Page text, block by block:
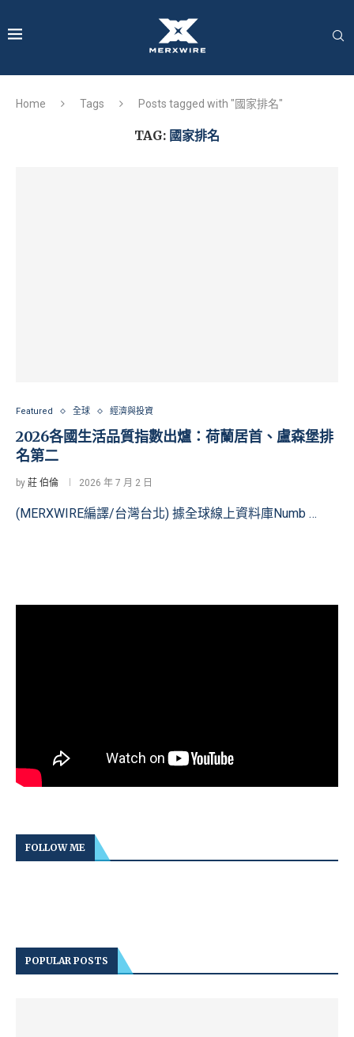
Home Tags Posts tagged with "國家排名"
TAG: 國家排名
Featured 全球 經濟與投資
2026各國生活品質指數出爐：荷蘭居首、盧森堡排
名第二
by 莊 伯倫 2026 年 7 月 2 日
(MERXWIRE編譯/台灣台北) 據全球線上資料庫Numb …
FOLLOW ME
POPULAR POSTS